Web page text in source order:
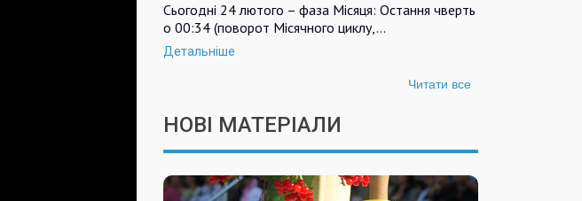
Сьогодні 24 лютого – фаза Місяця: Остання чверть
о 00:34 (поворот Місячного циклу,…
Детальніше
Читати все
НОВІ МАТЕРІАЛИ